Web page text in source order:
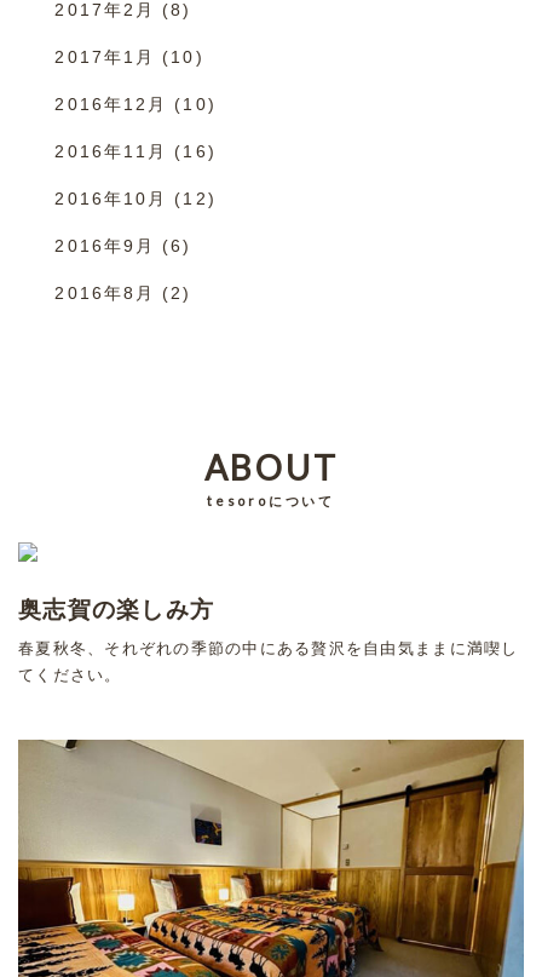
2017年2月 (8)
2017年1月 (10)
2016年12月 (10)
2016年11月 (16)
2016年10月 (12)
2016年9月 (6)
2016年8月 (2)
ABOUT
tesoroについて
奥志賀の楽しみ方
春夏秋冬、それぞれの季節の中にある贅沢を自由気ままに満喫し
てください。